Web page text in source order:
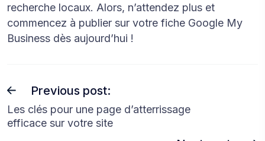
recherche locaux. Alors, n’attendez plus et
commencez à publier sur votre fiche Google My
Business dès aujourd’hui !
Previous post:
Les clés pour une page d’atterrissage
efficace sur votre site